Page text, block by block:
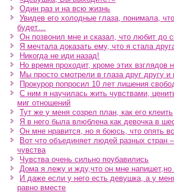
Один раз и на всю жизнь
Увидев его холодные глаза, понимала,
будет…
Он позвонил мне и сказал, что любит до
Я мечтала доказать ему, что я стала
Никогда не иди назад!
Но время проходит, кроме этих взглядов
Мы просто смотрели в глаза друг другу
Прокурор попросил 10 лет лишения
С ним я научилась жить чувствами,
миг отношений
Тут же у меня созрел план, как его клеить
Я в него была влюблена как девочка в
Он мне нравится, но я боюсь, что опять
Вот что объединяет людей разных стран
чувства
Чувства очень сильно поубавились
Дома я лежу и жду,что он мне напишет,но
И даже если у него есть девушка, а у
равно вместе